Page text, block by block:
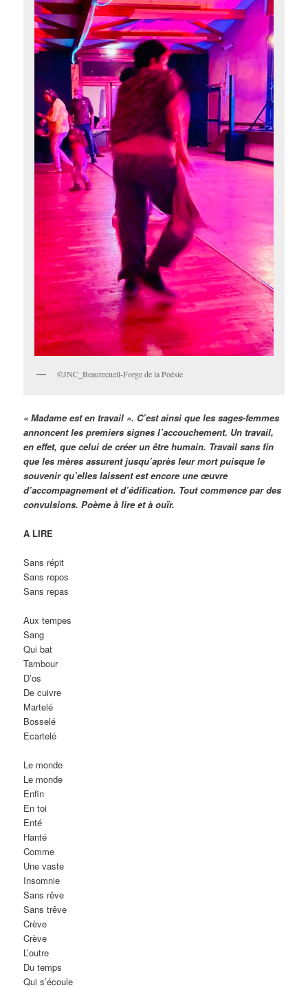
©JNC_Beaurecueil-Forge de la Poésie
« Madame est en travail ». C’est ainsi que les sages-femmes
annoncent les premiers signes l’accouchement. Un travail,
en effet, que celui de créer un être humain. Travail sans fin
que les mères assurent jusqu’après leur mort puisque le
souvenir qu’elles laissent est encore une œuvre
d’accompagnement et d’édification. Tout commence par des
convulsions. Poème à lire et à ouïr.
A LIRE
Sans répit
Sans repos
Sans repas
Aux tempes
Sang
Qui bat
Tambour
D’os
De cuivre
Martelé
Bosselé
Ecartelé
Le monde
Le monde
Enfin
En toi
Enté
Hanté
Comme
Une vaste
Insomnie
Sans rêve
Sans trêve
Crève
Crève
L’outre
Du temps
Qui s’écoule